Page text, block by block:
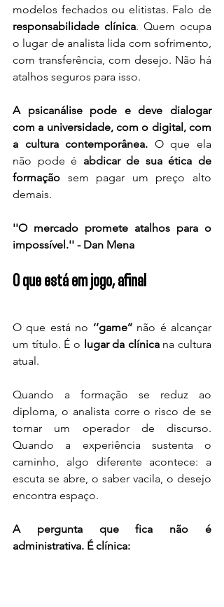
responsabilidade clínica. Quem ocupa
o lugar de analista lida com sofrimento,
com transferência, com desejo. Não há
atalhos seguros para isso.
A psicanálise pode e deve dialogar
com a universidade, com o digital, com
a cultura contemporânea. O que ela
não pode é abdicar de sua ética de
formação sem pagar um preço alto
demais.
''O mercado promete atalhos para o
impossível.'' - Dan Mena
O que está em jogo, afinal
O que está no ‘’game’’ não é alcançar
um título. É o lugar da clínica na cultura
atual.
Quando a formação se reduz ao
diploma, o analista corre o risco de se
tornar um operador de discurso.
Quando a experiência sustenta o
caminho, algo diferente acontece: a
escuta se abre, o saber vacila, o desejo
encontra espaço.
A pergunta que fica não é
administrativa. É clínica: